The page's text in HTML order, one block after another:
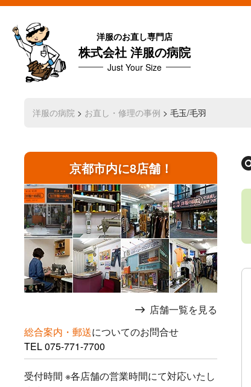
洋服のお直し専門店
株式会社 洋服の病院
Just Your Size
洋服の病院 > お直し・修理の事例 > 毛玉/毛羽
京都市内に8店舗！
店舗一覧を見る
総合案内・郵送についてのお問合せ
TEL075-771-7700
受付時間 ※各店舗の営業時間にて対応いたし